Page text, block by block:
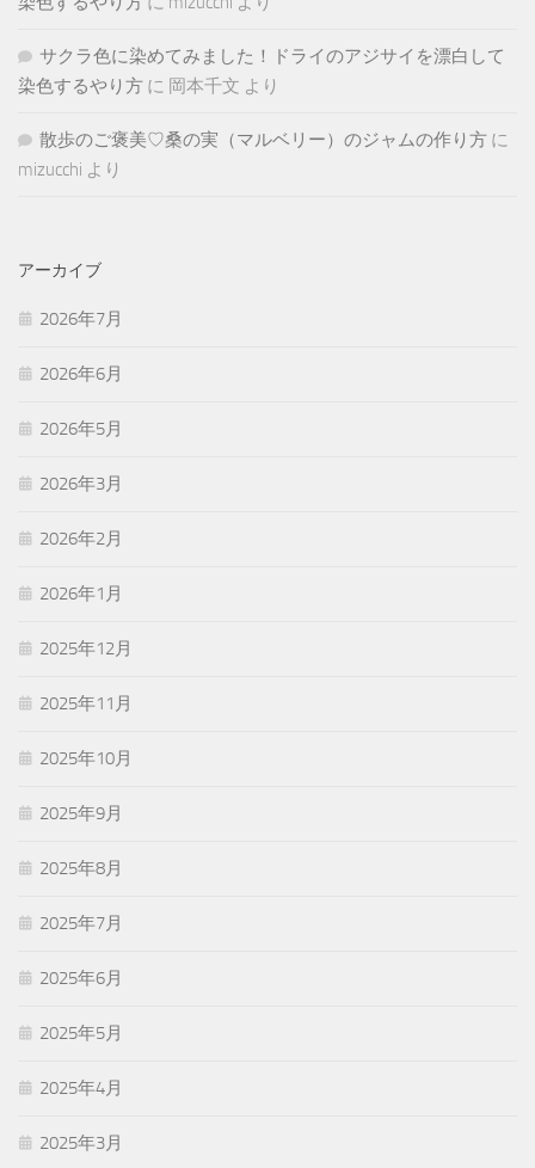
サクラ色に染めてみました！ドライのアジサイを漂白して
染色するやり方 に 岡本千文 より
散歩のご褒美♡桑の実（マルベリー）のジャムの作り方 に
mizucchi より
アーカイブ
2026年7月
2026年6月
2026年5月
2026年3月
2026年2月
2026年1月
2025年12月
2025年11月
2025年10月
2025年9月
2025年8月
2025年7月
2025年6月
2025年5月
2025年4月
2025年3月